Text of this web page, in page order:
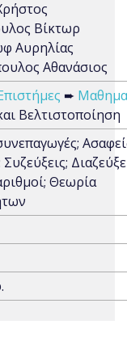
Βίκτωρ
Αυρηλίας
Αθανάσιος
➨
Βελτιστοποίηση
Θεωρία